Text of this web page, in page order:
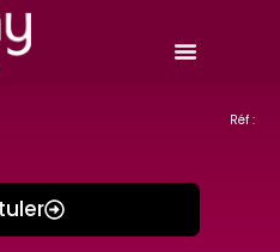
Réf :